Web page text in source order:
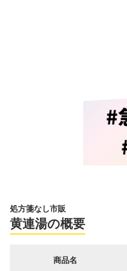
処方箋なし市販
黄連湯の概要
商品名